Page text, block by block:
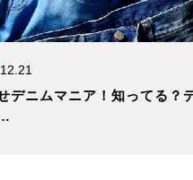
デニムマニア！知ってる？